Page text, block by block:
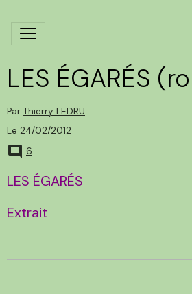
LES ÉGARÉS
Par Thierry LEDRU
Le 24/02/2012
6
LES ÉGARÉS
Extrait